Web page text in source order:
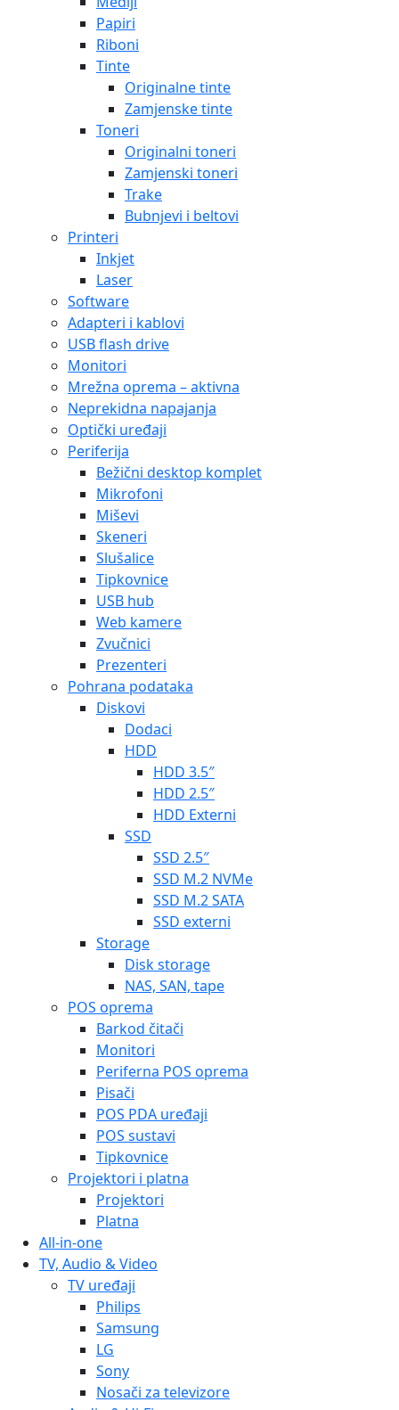
Papiri
Riboni
Tinte
Originalne tinte
Zamjenske tinte
Toneri
Originalni toneri
Zamjenski toneri
Trake
Bubnjevi i beltovi
Printeri
Inkjet
Laser
Software
Adapteri i kablovi
USB flash drive
Monitori
Mrežna oprema – aktivna
Neprekidna napajanja
Optički uređaji
Periferija
Bežični desktop komplet
Mikrofoni
Miševi
Skeneri
Slušalice
Tipkovnice
USB hub
Web kamere
Zvučnici
Prezenteri
Pohrana podataka
Diskovi
Dodaci
HDD
HDD 3.5″
HDD 2.5″
HDD Externi
SSD
SSD 2.5″
SSD M.2 NVMe
SSD M.2 SATA
SSD externi
Storage
Disk storage
NAS, SAN, tape
POS oprema
Barkod čitači
Monitori
Periferna POS oprema
Pisači
POS PDA uređaji
POS sustavi
Tipkovnice
Projektori i platna
Projektori
Platna
All-in-one
TV, Audio & Video
TV uređaji
Philips
Samsung
LG
Sony
Nosači za televizore